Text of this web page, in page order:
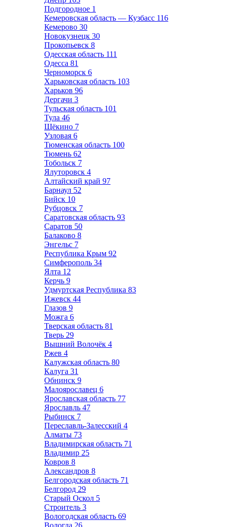
Подгородное 1
Кемеровская область — Кузбасс 116
Кемерово 30
Новокузнецк 30
Прокопьевск 8
Одесская область 111
Одесса 81
Черноморск 6
Харьковская область 103
Харьков 96
Дергачи 3
Тульская область 101
Тула 46
Щёкино 7
Узловая 6
Тюменская область 100
Тюмень 62
Тобольск 7
Ялуторовск 4
Алтайский край 97
Барнаул 52
Бийск 10
Рубцовск 7
Саратовская область 93
Саратов 50
Балаково 8
Энгельс 7
Республика Крым 92
Симферополь 34
Ялта 12
Керчь 9
Удмуртская Республика 83
Ижевск 44
Глазов 9
Можга 6
Тверская область 81
Тверь 29
Вышний Волочёк 4
Ржев 4
Калужская область 80
Калуга 31
Обнинск 9
Малоярославец 6
Ярославская область 77
Ярославль 47
Рыбинск 7
Переславль-Залесский 4
Алматы 73
Владимирская область 71
Владимир 25
Ковров 8
Александров 8
Белгородская область 71
Белгород 29
Старый Оскол 5
Строитель 3
Вологодская область 69
Вологда 26